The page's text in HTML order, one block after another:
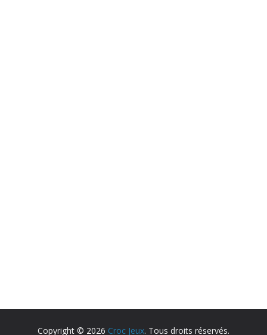
Copyright © 2026 Croc Jeux. Tous droits réservés.